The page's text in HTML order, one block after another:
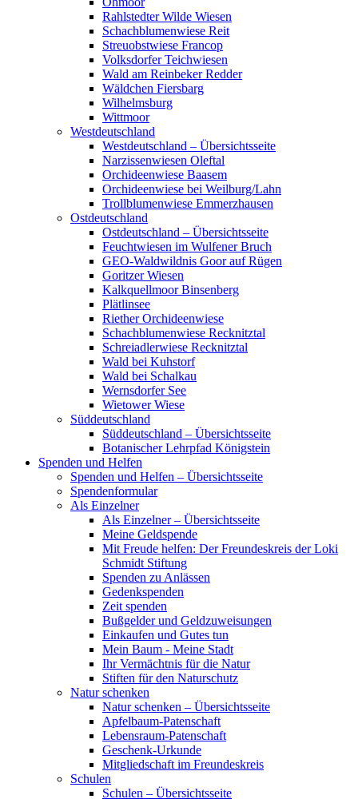
Rahlstedter Wilde Wiesen
Schachblumenwiese Reit
Streuobstwiese Francop
Volksdorfer Teichwiesen
Wald am Reinbeker Redder
Wäldchen Fiersbarg
Wilhelmsburg
Wittmoor
Westdeutschland
Westdeutschland – Übersichtsseite
Narzissenwiesen Oleftal
Orchideenwiese Baasem
Orchideenwiese bei Weilburg/Lahn
Trollblumenwiese Emmerzhausen
Ostdeutschland
Ostdeutschland – Übersichtsseite
Feuchtwiesen im Wulfener Bruch
GEO-Waldwildnis Goor auf Rügen
Goritzer Wiesen
Kalkquellmoor Binsenberg
Plätlinsee
Riether Orchideenwiese
Schachblumenwiese Recknitztal
Schreiadlerwiese Recknitztal
Wald bei Kuhstorf
Wald bei Schalkau
Wernsdorfer See
Wietower Wiese
Süddeutschland
Süddeutschland – Übersichtsseite
Botanischer Lehrpfad Königstein
Spenden und Helfen
Spenden und Helfen – Übersichtsseite
Spendenformular
Als Einzelner
Als Einzelner – Übersichtsseite
Meine Geldspende
Mit Freude helfen: Der Freundeskreis der Loki
Schmidt Stiftung
Spenden zu Anlässen
Gedenkspenden
Zeit spenden
Bußgelder und Geldzuweisungen
Einkaufen und Gutes tun
Mein Baum - Meine Stadt
Ihr Vermächtnis für die Natur
Stiften für den Naturschutz
Natur schenken
Natur schenken – Übersichtsseite
Apfelbaum-Patenschaft
Lebensraum-Patenschaft
Geschenk-Urkunde
Mitgliedschaft im Freundeskreis
Schulen
Schulen – Übersichtsseite